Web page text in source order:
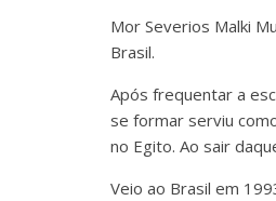
Mor Severios Malki
Brasil.
Após frequentar a
se formar serviu
no Egito. Ao sair
Veio ao Brasil em